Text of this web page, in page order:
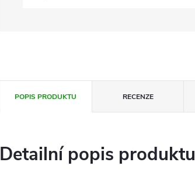
POPIS PRODUKTU RECENZE
Detailní popis produktu